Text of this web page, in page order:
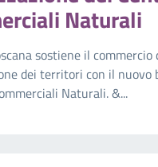
Naturali
sostiene il
dei territori con il nuovo
Naturali. &...